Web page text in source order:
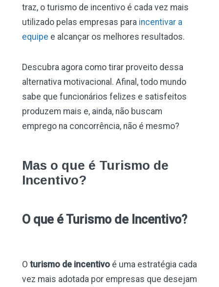
traz, o turismo de incentivo é cada vez mais
utilizado pelas empresas para incentivar a
equipe e alcançar os melhores resultados.
Descubra agora como tirar proveito dessa
alternativa motivacional. Afinal, todo mundo
sabe que funcionários felizes e satisfeitos
produzem mais e, ainda, não buscam
emprego na concorrência, não é mesmo?
Mas o que é Turismo de
Incentivo?
O que é Turismo de Incentivo?
O turismo de incentivoé uma estratégia cada
vez mais adotada por empresas que desejam